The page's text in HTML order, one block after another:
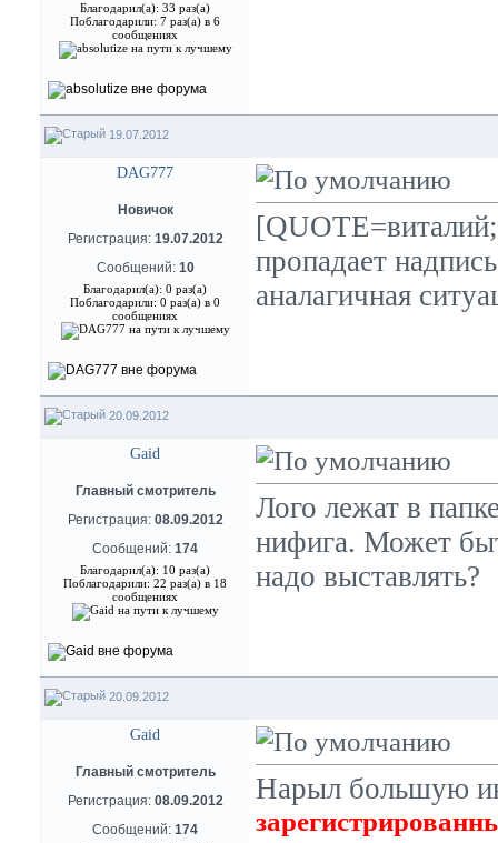
Благодарил(а): 33 раз(а)
Поблагодарили: 7 раз(а) в 6
сообщениях
19.07.2012
DAG777
Новичок
Регистрация: 19.07.2012
Сообщений: 10
Благодарил(а): 0 раз(а)
Поблагодарили: 0 раз(а) в 0
сообщениях
пропадает
аналагичная
20.09.2012
Gaid
Главный смотритель
Регистрация: 08.09.2012
Сообщений: 174
Благодарил(а): 10 раз(а)
Поблагодарили: 22 раз(а) в 18
сообщениях
Лого лежат в
нифига. Может
надо выставлять?
20.09.2012
Gaid
Главный смотритель
Регистрация: 08.09.2012
Сообщений: 174
Нарыл большую